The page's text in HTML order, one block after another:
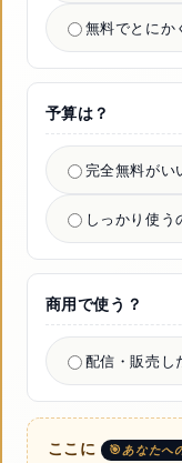
無料でとにか
予算は？
完全無料がい
しっかり使う
商用で使う？
配信・販売し
ここに あなたへ